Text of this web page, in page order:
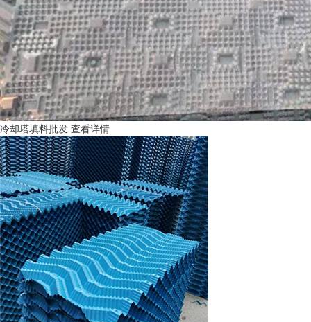
冷却塔填料批发 查看详情